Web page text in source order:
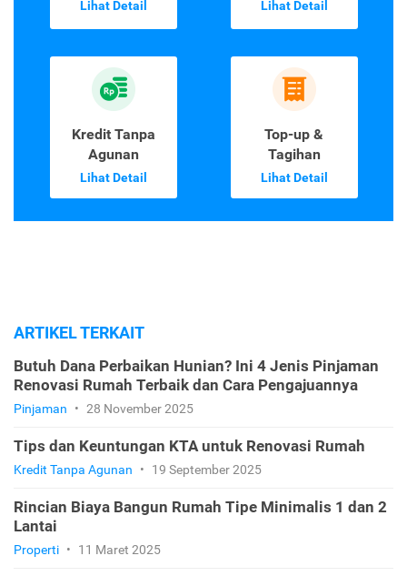
Lihat Detail Lihat Detail
Kredit Tanpa
Agunan
Lihat Detail
Top-up &
Tagihan
Lihat Detail
ARTIKEL TERKAIT
Butuh Dana Perbaikan Hunian? Ini 4 Jenis Pinjaman
Renovasi Rumah Terbaik dan Cara Pengajuannya
Pinjaman • 28 November 2025
Tips dan Keuntungan KTA untuk Renovasi Rumah
Kredit Tanpa Agunan • 19 September 2025
Rincian Biaya Bangun Rumah Tipe Minimalis 1 dan 2
Lantai
Properti • 11 Maret 2025